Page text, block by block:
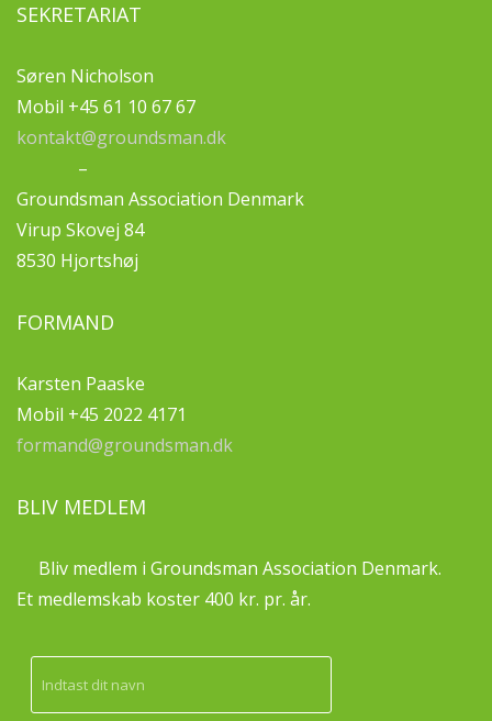
SEKRETARIAT
Søren Nicholson
Mobil +45 61 10 67 67
kontakt@groundsman.dk
–
Groundsman Association Denmark
Virup Skovej 84
8530 Hjortshøj
FORMAND
Karsten Paaske
Mobil +45 2022 4171
formand@groundsman.dk
BLIV MEDLEM
Bliv medlem i Groundsman Association Denmark.
Et medlemskab koster 400 kr. pr. år.